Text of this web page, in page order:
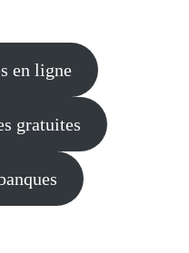
en ligne
gratuites